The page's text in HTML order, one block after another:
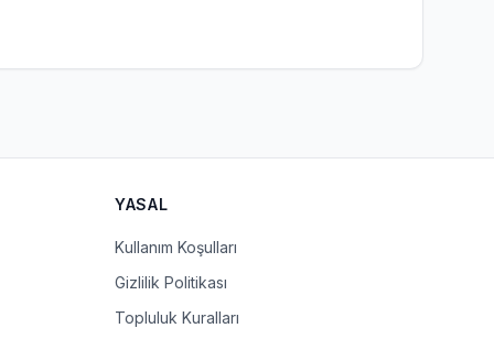
YASAL
Kullanım Koşulları
Gizlilik Politikası
Topluluk Kuralları